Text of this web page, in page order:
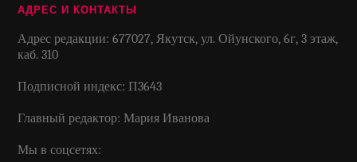
АДРЕС И КОНТАКТЫ
Адрес редакции: 677027, Якутск, ул. Ойунского, 6г, 3 этаж,
каб. 310
Подписной индекс: П3643
Главный редактор: Мария Иванова
Мы в соцсетях: